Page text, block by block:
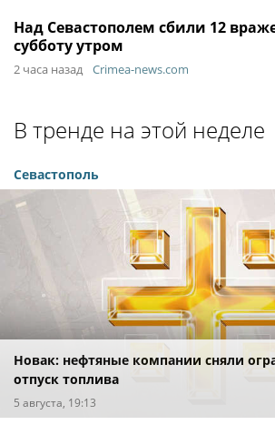
Над Севастополем сбили 12
субботу утром
2 часа назад Crimea-news.com
В тренде на этой неделе
Севастополь
Новак: нефтяные компании сняли
отпуск топлива
5 августа, 19:13